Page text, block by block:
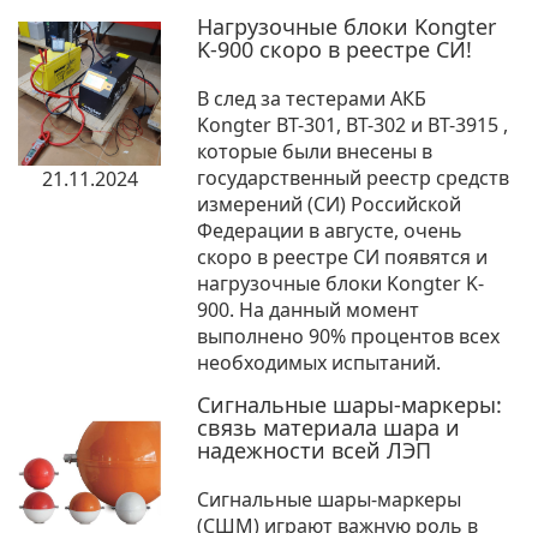
21.11.2024
Нагрузочные блоки Kongter
K-900 скоро в реестре СИ!
В след за тестерами АКБ
Kongter BT-301, BT-302 и BT-3915 ,
которые были внесены в
государственный реестр средств
измерений (СИ) Российской
Федерации в августе, очень
скоро в реестре СИ появятся и
нагрузочные блоки Kongter K-
900. На данный момент
выполнено 90% процентов всех
необходимых испытаний.
Сигнальные шары-маркеры:
связь материала шара и
надежности всей ЛЭП
Сигнальные шары-маркеры
(СШМ) играют важную роль в